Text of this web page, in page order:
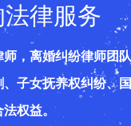
律服务
，离婚纠纷律师团
子女抚养权纠纷、
权益。